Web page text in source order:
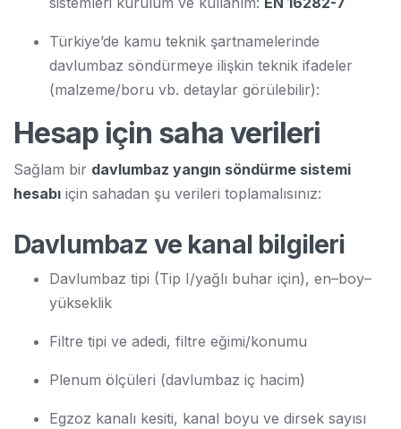
Türkiye’de kamu teknik şartnamelerinde
davlumbaz söndürmeye ilişkin teknik ifadeler
(malzeme/boru vb. detaylar görülebilir):
Hesap için saha verileri
Sağlam bir davlumbaz yangın söndürme sistemi
hesabı için sahadan şu verileri toplamalısınız:
Davlumbaz ve kanal bilgileri
Davlumbaz tipi (Tip I/yağlı buhar için), en–boy–
yükseklik
Filtre tipi ve adedi, filtre eğimi/konumu
Plenum ölçüleri (davlumbaz iç hacim)
Egzoz kanalı kesiti, kanal boyu ve dirsek sayısı